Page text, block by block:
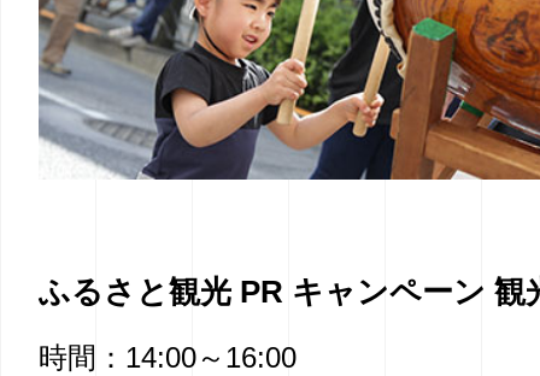
ふるさと観光 PR キャンペーン 観
時間：14:00～16:00